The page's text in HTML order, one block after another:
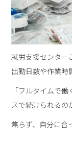
就労支援センター
出勤日数や作業時
「フルタイムで
スで続けられるの
焦らず、自分に合